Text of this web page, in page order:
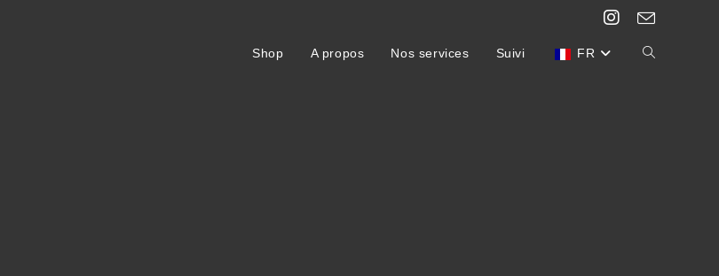
Shop A propos Nos services Suivi FR